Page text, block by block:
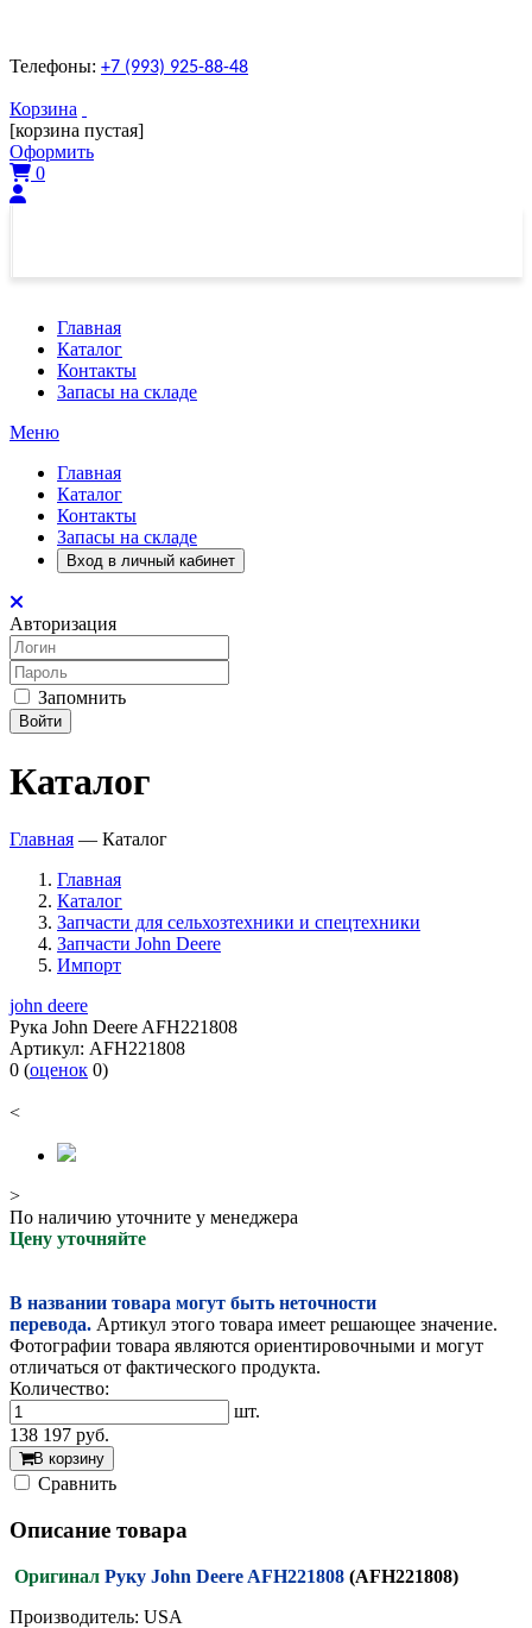
Телефоны: +7 (993) 925-88-48
Корзина
[корзина пустая]
Оформить
0
Главная
Каталог
Контакты
Запасы на складе
Меню
Главная
Каталог
Контакты
Запасы на складе
Вход в личный кабинет
Авторизация
Запомнить
Войти
Каталог
Главная — Каталог
Главная
Каталог
Запчасти для сельхозтехники и спецтехники
Запчасти John Deere
Импорт
john deere
Рука John Deere AFH221808
Артикул: AFH221808
0 (оценок 0)
<
>
По наличию уточните у менеджера
Цену уточняйте
В названии товара могут быть неточности
перевода. Артикул этого товара имеет решающее значение.
Фотографии товара являются ориентировочными и могут
отличаться от фактического продукта.
Количество:
шт.
138 197 руб.
В корзину
Cравнить
Описание товара
Оригинал Руку John Deere AFH221808 (AFH221808)
Производитель: USA